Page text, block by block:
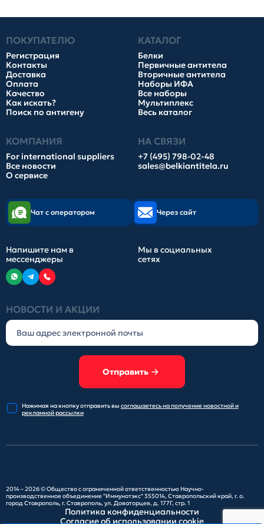
ПОКУПАТЕЛЮ
Регистрация
Контакты
Доставка
Оплата
Качество
Как искать?
Поиск по антигену
КАТАЛОГ
Белки
Первичные антитела
Вторичные антитела
Наборы ИФА
Все наборы
Мультиплекс
Весь каталог
КОМПАНИЯ
For international suppliers
Все новости
О сервисе
НА СВЯЗИ
+7 (495) 798-02-48
sales@belkiantitela.ru
НОВОСТИ И АКЦИИ
Отправить
Нажимая на кнопку отправитьвы соглашаетесь на получениеновостной и
рекламной рассылки
Чат с оператором Через сайт
Напишите нам в
мессенджеры
Мы в социальных
сетях
2014 – 2026 ©Общество с ограниченной ответственностью Научно-
производственное объединение "Иммунотэкс"355014, Ставропольский край, г. о.
город Ставрополь, г. Ставрополь, ул. Доваторцев, д. 177Г, стр. 1
Политика конфиденциальности
Согласие об использовании cookie